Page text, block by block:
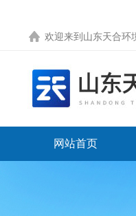
欢迎来到 山东天合环
网站首页